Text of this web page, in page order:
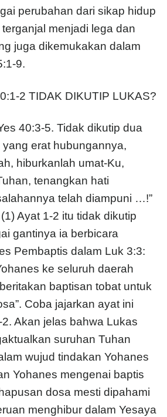
perubahan dari sikap hidup
menjadi lega dan
juga dikemukakan dalam
9.
2 TIDAK DIKUTIP LUKAS?
40:3-5. Tidak dikutip dua
erat hubungannya,
hiburkanlah umat-Ku,
tenangkan hati
telah diampuni …!”
Ayat 1-2 itu tidak dikutip
gantinya ia berbicara
Pembaptis dalam Luk 3:3:
ke seluruh daerah
baptisan tobat untuk
Coba jajarkan ayat ini
Akan jelas bahwa Lukas
suruhan Tuhan
wujud tindakan Yohanes
Yohanes mengenai baptis
dosa mesti dipahami
menghibur dalam Yesaya